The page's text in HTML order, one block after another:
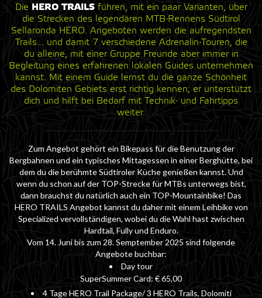
Die HERO TRAILSführen, mit ein paar Varianten, über
die Strecken des legendären MTB-Rennens Südtirol
Sellaronda HERO. Angeboten werden die aufregendsten
Trails... und damit 7 verschiedene Adrenalin-Touren, die
du alleine, mit einer Gruppe Freunde aber immer in
Begleitung eines erfahrenen lokalen Guides unternehmen
kannst. Mit einem Guide lernst du die ganze Schönheit
des Dolomiten Gebiets erst richtig kennen; er unterstützt
dich und hilft bei Bedarf mit Technik- und Fahrtipps
weiter.
Zum Angebot gehört ein Bikepass für die Benutzung der
Bergbahnen und ein typisches Mittagessen in einer Berghütte, bei
dem du die berühmte Südtiroler Küche genießen kannst. Und
wenn du schon auf der TOP-Strecke für MTBs unterwegs bist,
dann brauchst du natürlich auch ein TOP-Mountainbike! Das
HERO TRAILS Angebot kannst du daher mit einem Leihbike von
Specialized vervollständigen, wobei du die Wahl hast zwischen
Hardtail, Fully und Enduro.
Vom 14. Juni bis zum 28. Semptember 2025 sind folgende
Angebote buchbar:
Day tour
SuperSummer Card: € 65,00
4 Tage HERO Trail Package/ 3 HERO Trails, Dolomiti